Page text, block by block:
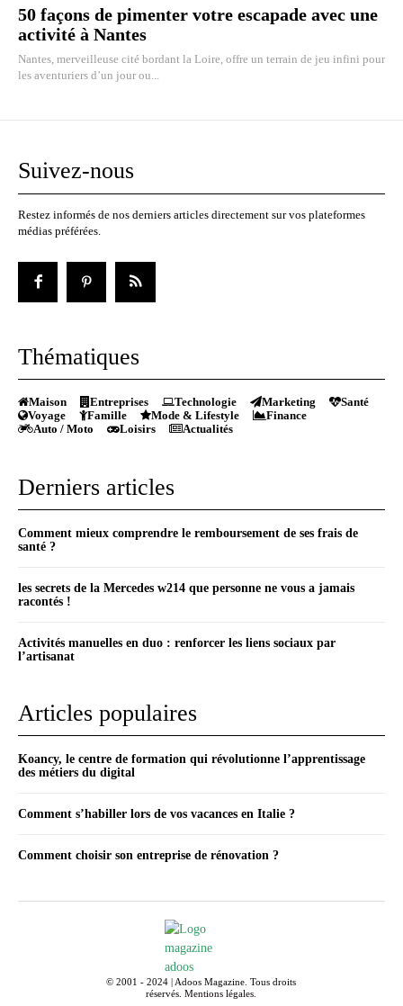
50 façons de pimenter votre escapade avec une
activité à Nantes
Nantes, merveilleuse cité bordant la Loire, offre un terrain de jeu infini pour
les aventuriers d’un jour ou...
Suivez-nous
Restez informés de nos derniers articles directement sur vos plateformes
médias préférées.
Thématiques
Maison Entreprises Technologie Marketing
Santé
Voyage
Famille Mode & Lifestyle
Finance
Auto / Moto
Loisirs Actualités
Derniers articles
Comment mieux comprendre le remboursement de ses frais de
santé ?
les secrets de la Mercedes w214 que personne ne vous a jamais
racontés !
Activités manuelles en duo : renforcer les liens sociaux par
l’artisanat
Articles populaires
Koancy, le centre de formation qui révolutionne l’apprentissage
des métiers du digital
Comment s’habiller lors de vos vacances en Italie ?
Comment choisir son entreprise de rénovation ?
© 2001 - 2024 | Adoos Magazine. Tous droits
réservés.Mentions légales